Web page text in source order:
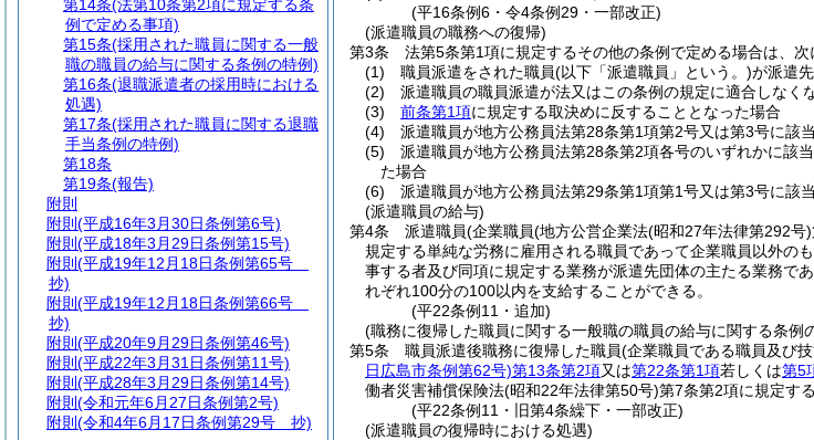
(平16条例6・令4条例29・一部改正)
(派遣職員の職務への復帰)
第3条
法第5条第1項に規定するその他の条例で定める場合は、次
(1)
職員派遣をされた職員(以下「派遣職員」という。)が派遣
(2)
派遣職員の職員派遣が法又はこの条例の規定に適合しなく
(3)
前条第1項に規定する取決めに反することとなった場合
(4)
派遣職員が地方公務員法第28条第1項第2号又は第3号に該
(5)
派遣職員が地方公務員法第28条第2項各号のいずれかに該
た場合
(6)
派遣職員が地方公務員法第29条第1項第1号又は第3号に該
(派遣職員の給与)
第4条
派遣職員(企業職員(地方公営企業法(昭和27年法律第292号)
規定する単純な労務に雇用される職員であって企業職員以外の
事する者及び同項に規定する業務が派遣先団体の主たる業務で
れぞれ100分の100以内を支給することができる。
(平22条例11・追加)
(職務に復帰した職員に関する一般職の職員の給与に関する条例
第5条
職員派遣後職務に復帰した職員(企業職員である職員及び
日広島市条例第62号)第13条第2項又は第22条第1項若しくは第5
働者災害補償保険法(昭和22年法律第50号)第7条第2項に規定す
(平22条例11・旧第4条繰下・一部改正)
(派遣職員の復帰時における処遇)
第14条(法第10条第2項に規定する条
例で定める事項)
第15条(採用された職員に関する一般
職の職員の給与に関する条例の特例)
第16条(退職派遣者の採用時における
処遇)
第17条(採用された職員に関する退職
手当条例の特例)
第18条
第19条(報告)
附則
附則 (平成16年3月30日条例第6号)
附則 (平成18年3月29日条例第15号)
附則 (平成19年12月18日条例第65号
抄)
附則 (平成19年12月18日条例第66号
抄)
附則 (平成20年9月29日条例第46号)
附則 (平成22年3月31日条例第11号)
附則 (平成28年3月29日条例第14号)
附則 (令和元年6月27日条例第2号)
附則 (令和4年6月17日条例第29号 抄)